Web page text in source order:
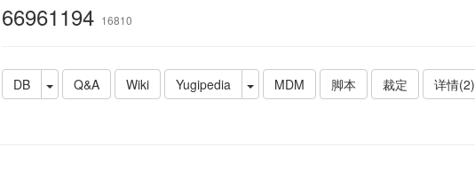
66961194 16810
DB Q&A Wiki Yugipedia MDM 脚本 裁定 详情(2)